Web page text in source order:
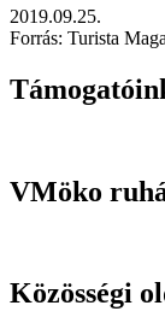
2019.09.25.
Forrás: Turista
VMöko
Közösségi